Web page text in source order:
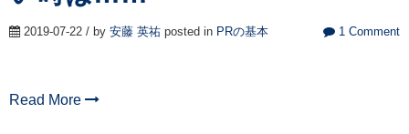
2019-07-22 / by 安藤 英祐 posted in PRの基本 1 Comment
Read More